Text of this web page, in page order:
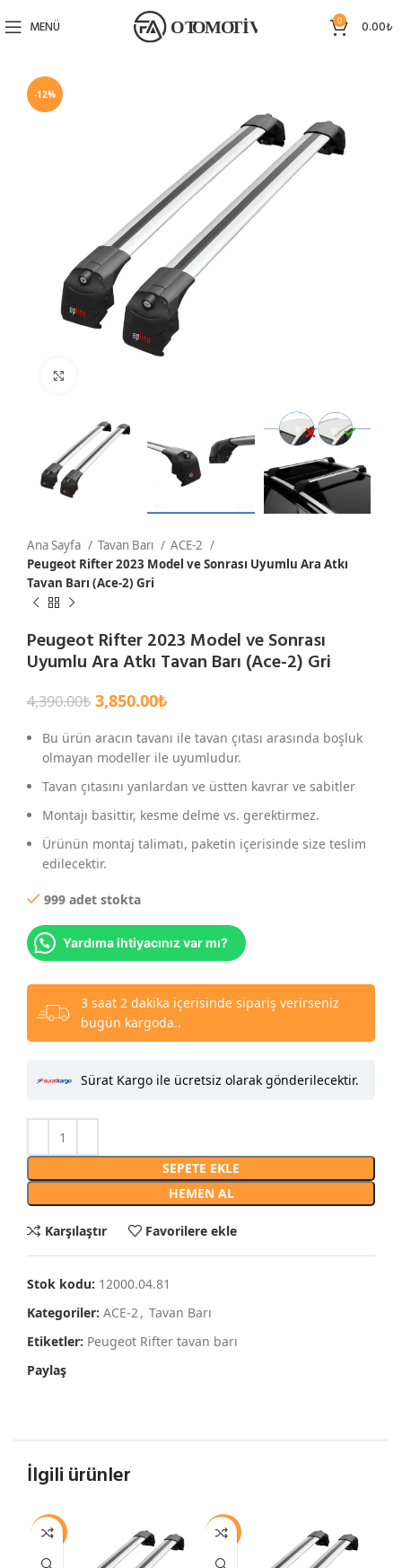
MENÜ 0 0.00₺
-12%
Ana Sayfa Tavan Barı
ACE-2
Peugeot Rifter 2023 Model ve Sonrası Uyumlu Ara Atkı
Tavan Barı (Ace-2) Gri
Peugeot Rifter 2023 Model ve Sonrası
Uyumlu Ara Atkı Tavan Barı (Ace-2) Gri
4,390.00₺ 3,850.00₺
Bu ürün aracın tavanı ile tavan çıtası arasında boşluk
olmayan modeller ile uyumludur.
Tavan çıtasını yanlardan ve üstten kavrar ve sabitler
Montajı basittir, kesme delme vs. gerektirmez.
Ürünün montaj talimatı, paketin içerisinde size teslim
edilecektir.
999 adet stokta
Yardıma ihtiyacınız var mı?
3 saat 2 dakika içerisinde sipariş verirseniz
bugün kargoda..
Sürat Kargo ile ücretsiz olarak gönderilecektir.
SEPETE EKLE
HEMEN AL
Karşılaştır Favorilere ekle
Stok kodu: 12000.04.81
Kategoriler: ACE-2, Tavan Barı
Etiketler: Peugeot Rifter tavan barı
Paylaş
İlgili ürünler
-12% -12%